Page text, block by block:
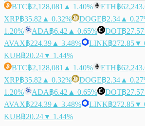
BTC฿2,128,081 ▲ 1.40% ETH฿
XRP฿35.82 ▲ 0.32% DOGE฿2.34 ▲
1.20%
ADA฿6.42 ▲ 0.65% DOT฿27.57
AVAX฿224.39 ▲ 3.48% LINK฿272.85▼
KUB฿20.24▼ 1.44%
BTC฿2,128,081 ▲ 1.40% ETH฿
XRP฿35.82 ▲ 0.32% DOGE฿2.34 ▲
1.20%
ADA฿6.42 ▲ 0.65% DOT฿27.57
AVAX฿224.39 ▲ 3.48% LINK฿272.85▼
KUB฿20.24▼ 1.44%